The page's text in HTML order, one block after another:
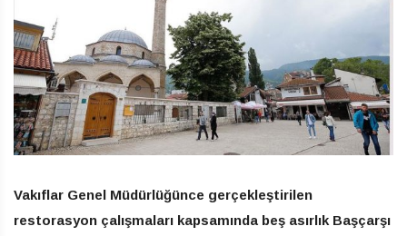
Vakıflar Genel Müdürlüğünce gerçekleştirilen
restorasyon çalışmaları kapsamında beş asırlık Başçarşı